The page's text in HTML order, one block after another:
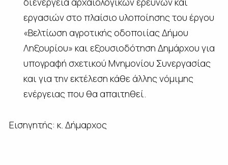
εργασιών στο πλαίσιο υλοποίησης του έργου
«Βελτίωση αγροτικής οδοποιίας Δήμου
Ληξουρίου» και εξουσιοδότηση Δημάρχου για
υπογραφή σχετικού Μνημονίου Συνεργασίας
και για την εκτέλεση κάθε άλλης νόμιμης
ενέργειας που θα απαιτηθεί.
Εισηγητής: κ. Δήμαρχος